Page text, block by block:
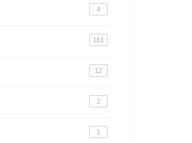
4
161
12
2
1